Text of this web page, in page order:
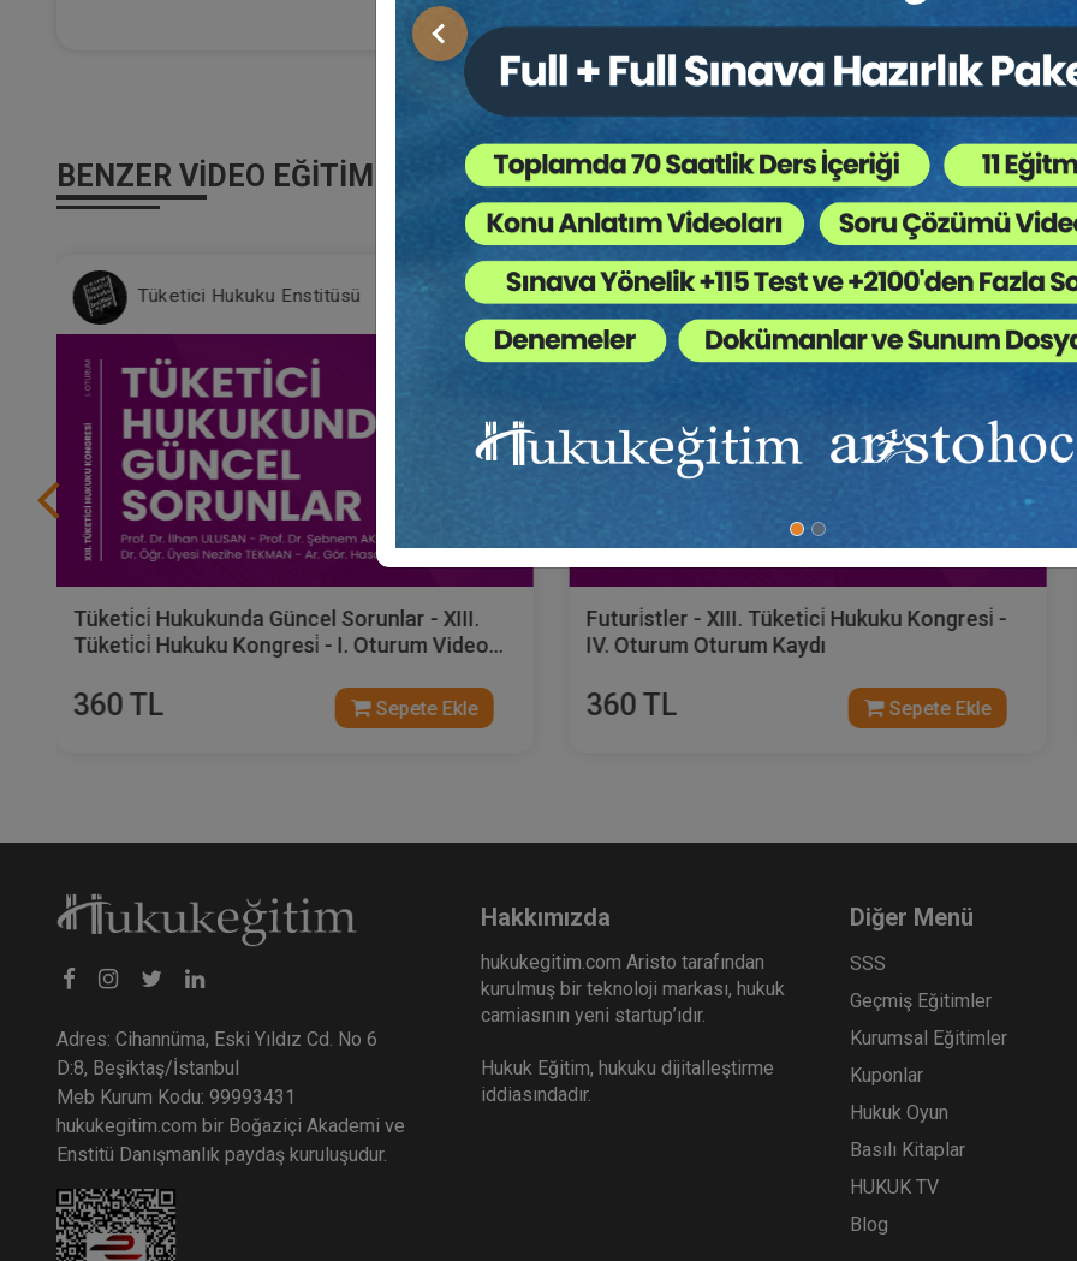
Önceki
BENZER VIDEO EĞITIMLER
Tüketici Hukuku Enstitüsü
Tüketi̇ci̇ Hukukunda Güncel Sorunlar - XIII.
Tüketi̇ci̇ Hukuku Kongresi̇ - I. Oturum Video
360 TL Sepete Ekle
Tüketici Hukuku Enstitüsü
Futuri̇stler - XIII. Tüketi̇ci̇ Hukuku Kongresi̇ -
IV. Oturum Oturum Kaydı
360 TL Sepete Ekle
Adres: Cihannüma, Eski Yıldız Cd. No 6
D:8, Beşiktaş/İstanbul
Meb Kurum Kodu: 99993431
hukukegitim.com bir Boğaziçi Akademi ve
Enstitü Danışmanlık paydaş kuruluşudur.
Hakkımızda
hukukegitim.com Aristo tarafından
kurulmuş bir teknoloji markası, hukuk
camiasının yeni startup’ıdır.
Hukuk Eğitim, hukuku dijitalleştirme
iddiasındadır.
Diğer Menü
SSS
Geçmiş Eğitimler
Kurumsal Eğitimler
Kuponlar
Hukuk Oyun
Basılı Kitaplar
HUKUK TV
Blog